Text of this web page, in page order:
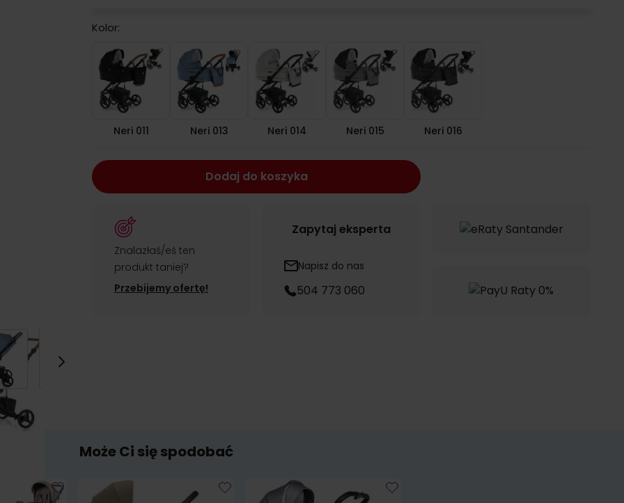
Kolor:
Neri 011
Neri 011
Neri 013
Neri 013
Neri 014
Neri 014
Neri 015
Neri 015
Neri 016
Neri 016
Dodaj do koszyka
Znalazłaś/eś ten
produkt taniej?
Przebijemy ofertę!
Zapytaj eksperta
Napisz do nas
504 773 060
Może Ci się spodobać